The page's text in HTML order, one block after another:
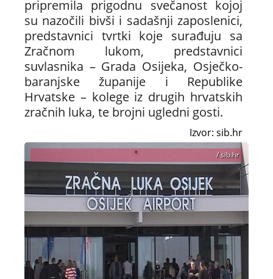
pripremila prigodnu svečanost kojoj
su nazočili bivši i sadašnji zaposlenici,
predstavnici tvrtki koje surađuju sa
Zračnom lukom, predstavnici
suvlasnika – Grada Osijeka, Osječko-
baranjske županije i Republike
Hrvatske – kolege iz drugih hrvatskih
zračnih luka, te brojni ugledni gosti.
Izvor: sib.hr
/ sib.hr